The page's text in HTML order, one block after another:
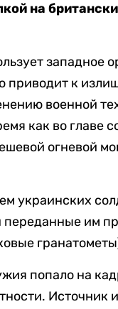
на
западное
приводит к
военной
как во главе
огневой
украинских
переданные им
попало на
Источник